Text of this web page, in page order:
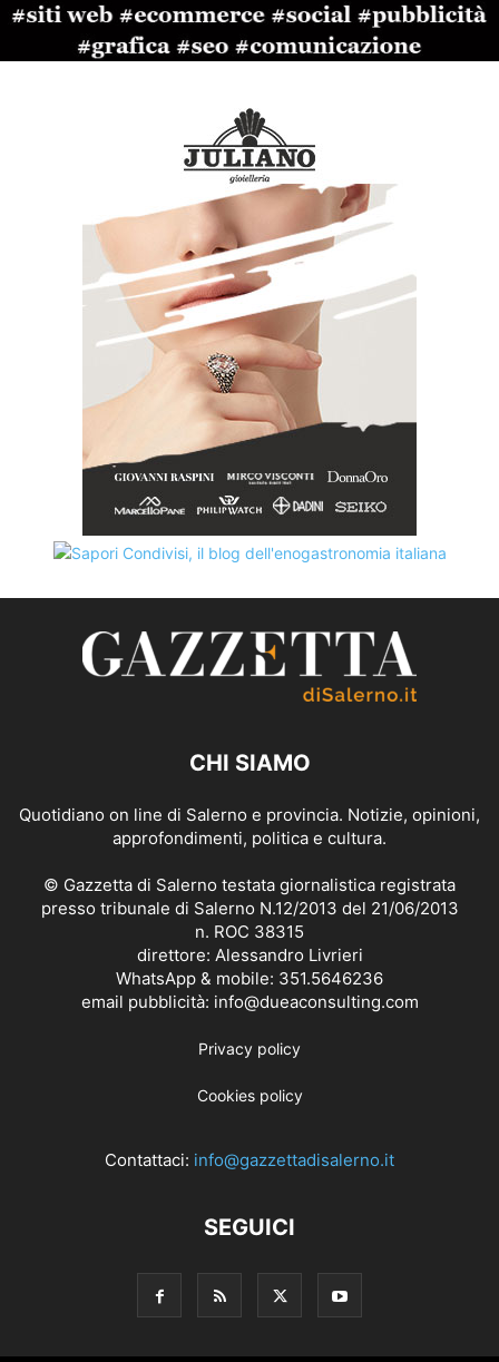
CHI SIAMO
Quotidiano on line di Salerno e provincia. Notizie, opinioni,
approfondimenti, politica e cultura.
© Gazzetta di Salerno testata giornalistica registrata
presso tribunale di Salerno N.12/2013 del 21/06/2013
n. ROC 38315
direttore: Alessandro Livrieri
WhatsApp & mobile: 351.5646236
email pubblicità: info@dueaconsulting.com
Privacy policy
Cookies policy
Contattaci: info@gazzettadisalerno.it
SEGUICI